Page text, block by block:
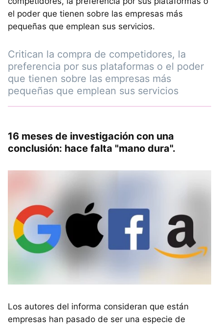
el poder que tienen sobre las empresas más
pequeñas que emplean sus servicios.
Critican la compra de competidores, la
preferencia por sus plataformas o el poder
que tienen sobre las empresas más
pequeñas que emplean sus servicios
16 meses de investigación con una
conclusión: hace falta "mano dura".
Los autores del informa consideran que están
empresas han pasado de ser una especie de